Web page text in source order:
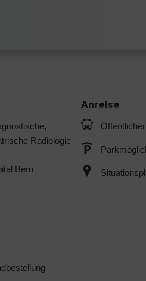
Radiologie
Bern
Anreise